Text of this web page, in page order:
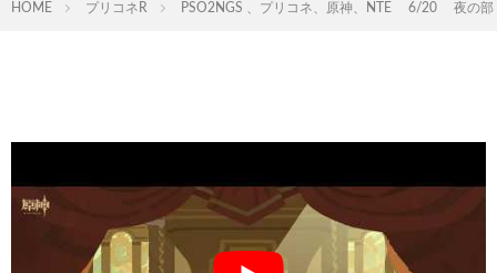
HOME プリコネR PSO2NGS 、プリコネ、原神、NTE 6/20 夜の